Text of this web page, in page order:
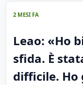
2 MESI FA
Leao: «Ho
sfida. È
difficile.